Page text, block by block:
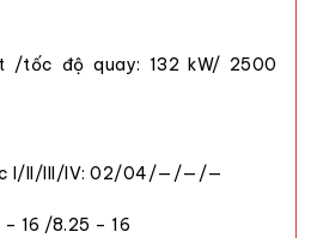
/tốc độ quay: 132 kW/ 2500
I/II/III/IV: 02/04/—/—/—
16 /8.25 – 16